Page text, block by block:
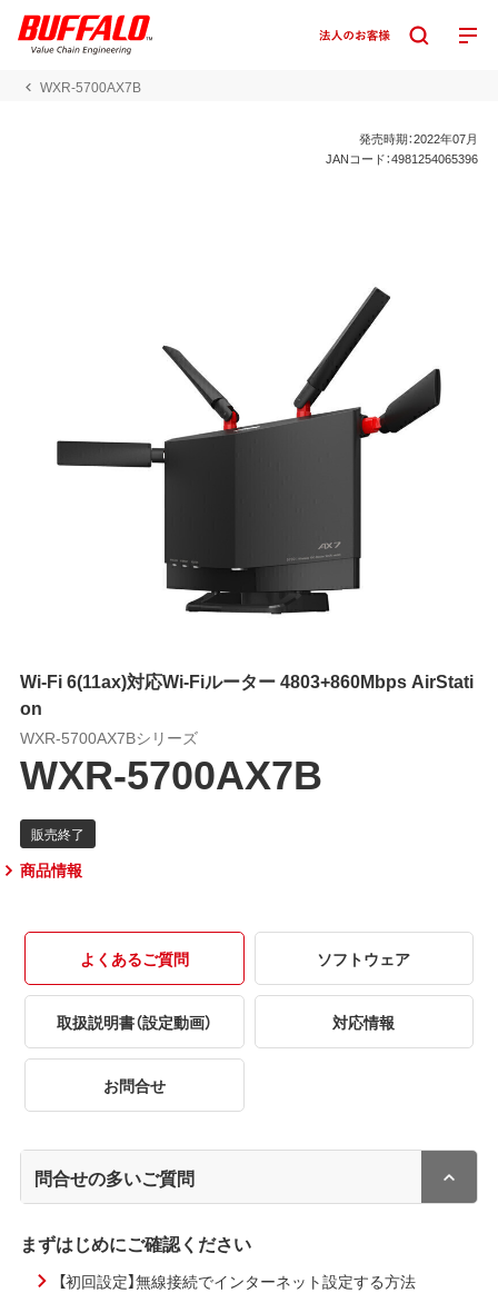
WXR-5700AX7B
発売時期：2022年07月
JANコード：4981254065396
Wi-Fi 6(11ax)対応Wi-Fiルーター 4803+860Mbps AirStati
on
WXR-5700AX7Bシリーズ
WXR-5700AX7B
商品情報
よくあるご質問 ソフトウェア
取扱説明書（設定動画） 対応情報
お問合せ
問合せの多いご質問
まずはじめにご確認ください
【初回設定】無線接続でインターネット設定する方法